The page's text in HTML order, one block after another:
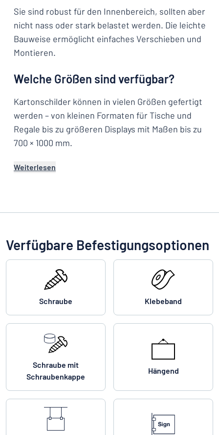
Sie sind robust für den Innenbereich, sollten aber
nicht nass oder stark belastet werden. Die leichte
Bauweise ermöglicht einfaches Verschieben und
Montieren.
Welche Größen sind verfügbar?
Kartonschilder können in vielen Größen gefertigt
werden – von kleinen Formaten für Tische und
Regale bis zu größeren Displays mit Maßen bis zu
700 × 1000 mm.
Weiterlesen
Verfügbare Befestigungsoptionen
Schraube Klebeband
Schraube mit
Schraubenkappe
Hängend